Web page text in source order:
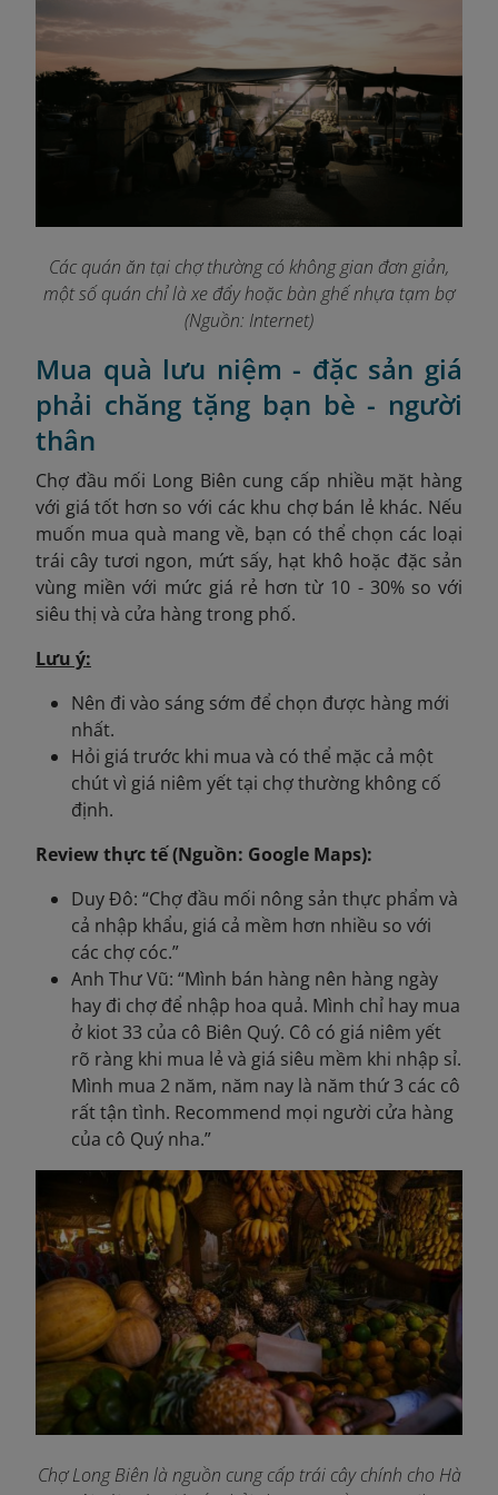
Các quán ăn tại chợ thường có không gian đơn giản,
một số quán chỉ là xe đẩy hoặc bàn ghế nhựa tạm bợ
(Nguồn: Internet)
Mua quà lưu niệm - đặc sản giá
phải chăng tặng bạn bè - người
thân
Chợ đầu mối Long Biên cung cấp nhiều mặt hàng
với giá tốt hơn so với các khu chợ bán lẻ khác. Nếu
muốn mua quà mang về, bạn có thể chọn các loại
trái cây tươi ngon, mứt sấy, hạt khô hoặc đặc sản
vùng miền với mức giá rẻ hơn từ 10 - 30% so với
siêu thị và cửa hàng trong phố.
Lưu ý:
Nên đi vào sáng sớm để chọn được hàng mới
nhất.
Hỏi giá trước khi mua và có thể mặc cả một
chút vì giá niêm yết tại chợ thường không cố
định.
Review thực tế (Nguồn: Google Maps):
Duy Đô: “Chợ đầu mối nông sản thực phẩm và
cả nhập khẩu, giá cả mềm hơn nhiều so với
các chợ cóc.”
Anh Thư Vũ: “Mình bán hàng nên hàng ngày
hay đi chợ để nhập hoa quả. Mình chỉ hay mua
ở kiot 33 của cô Biên Quý. Cô có giá niêm yết
rõ ràng khi mua lẻ và giá siêu mềm khi nhập sỉ.
Mình mua 2 năm, năm nay là năm thứ 3 các cô
rất tận tình. Recommend mọi người cửa hàng
của cô Quý nha.”
Chợ Long Biên là nguồn cung cấp trái cây chính cho Hà